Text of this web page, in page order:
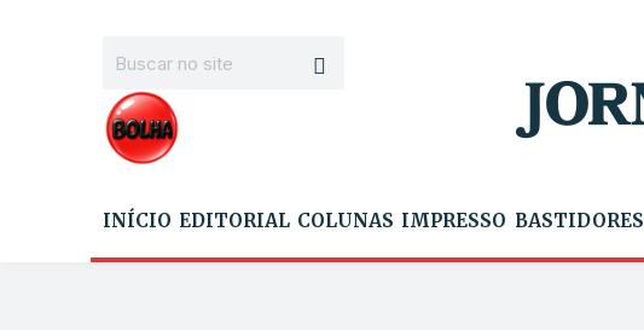
INÍCIO EDITORIAL COLUNAS IMPRESSO BASTIDORES